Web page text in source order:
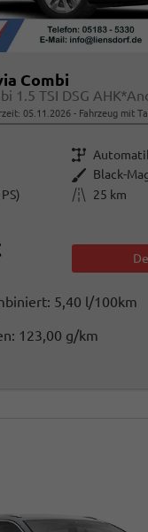
Combi
05.11.2026 Fahrzeug mit
Getriebe
Außenfarbe Black-
Kilometerstand
25 km
5,40 l/100km
123,00 g/km